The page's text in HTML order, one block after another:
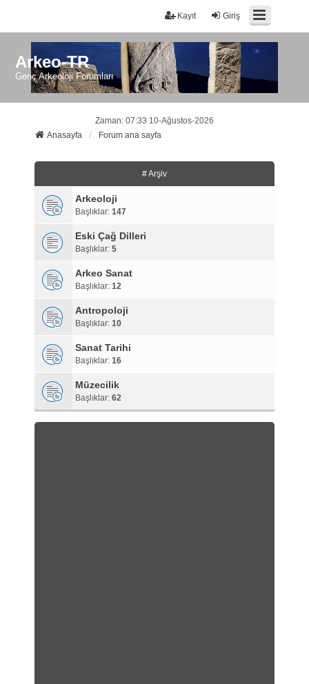
Giriş
Kayıt
Arkeo-TR
Genç Arkeoloji Forumları
Zaman: 07:33 10-Ağustos-2026
Anasayfa
Forum ana sayfa
# Arşiv
Arkeoloji
Başlıklar: 147
Eski Çağ Dilleri
Başlıklar: 5
Arkeo Sanat
Başlıklar: 12
Antropoloji
Başlıklar: 10
Sanat Tarihi
Başlıklar: 16
Müzecilik
Başlıklar: 62